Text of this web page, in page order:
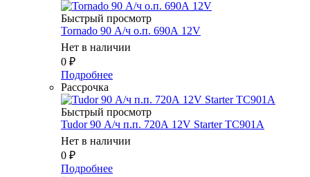
Быстрый просмотр
Tornado 90 А/ч о.п. 690А 12V
Нет в наличии
0 ₽
Подробнее
Рассрочка
Быстрый просмотр
Tudor 90 А/ч п.п. 720А 12V Starter TC901A
Нет в наличии
0 ₽
Подробнее